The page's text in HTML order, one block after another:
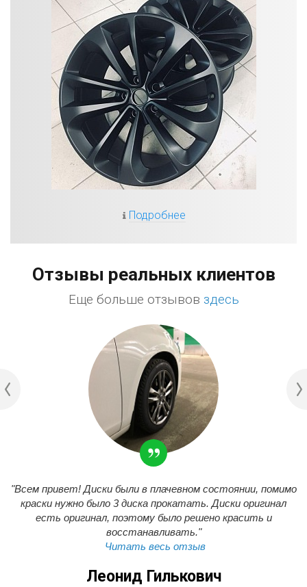
Подробнее
Отзывы реальных клиентов
Еще больше отзывов здесь
"Всем привет! Диски были в плачевном состоянии, помимо
краски нужно было 3 диска прокатать. Диски оригинал
есть оригинал, поэтому было решено красить и
восстанавливать."
Читать весь отзыв
Леонид Гилькович